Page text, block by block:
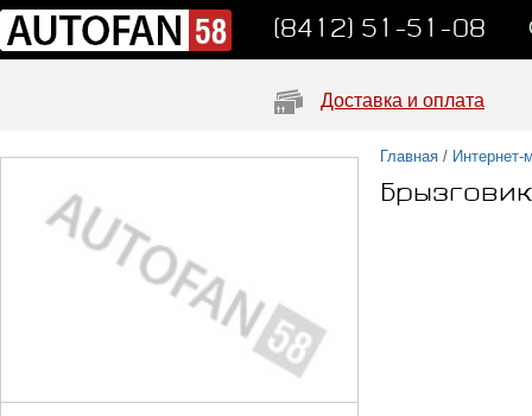
(8412) 51-51-08
Доставка и оплата
Главная / Интернет-